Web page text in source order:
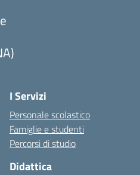
I Servizi
Personale scolastico
Famiglie e studenti
Percorsi di studio
Didattica